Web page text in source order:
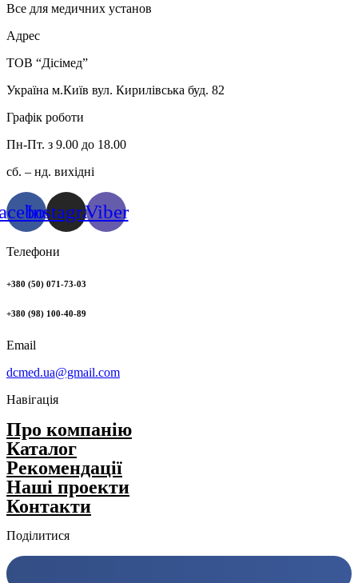
Все для медичних установ
Адрес
ТОВ “Дісімед”
Україна м.Київ вул. Кирилівська буд. 82
Графік роботи
Пн-Пт. з 9.00 до 18.00
сб. – нд. вихідні
InstagramViber
Телефони
+380 (50) 071-73-03
+380 (98) 100-40-89
Email
dcmed.ua@gmail.com
Навігація
Про компанію
Каталог
Рекомендації
Нашi проекти
Контакти
Поділитися